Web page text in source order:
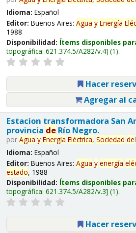
Idioma: Español
Editor: Buenos Aires: Agua y Energía
1988
Disponibilidad: Ítems disponibles
topográfica: 621.374.5/A282/v.4 (1).
Hacer
Agregar al
Estacion transformadora San
provincia deRío Negro.
por Agua y Energía Eléctrica, Sociedad del
Idioma: Español
Editor: Buenos Aires: Agua y energía
estado, 1988
Disponibilidad: Ítems disponibles
topográfica: 621.374.5/A282/v.3 (1).
Hacer